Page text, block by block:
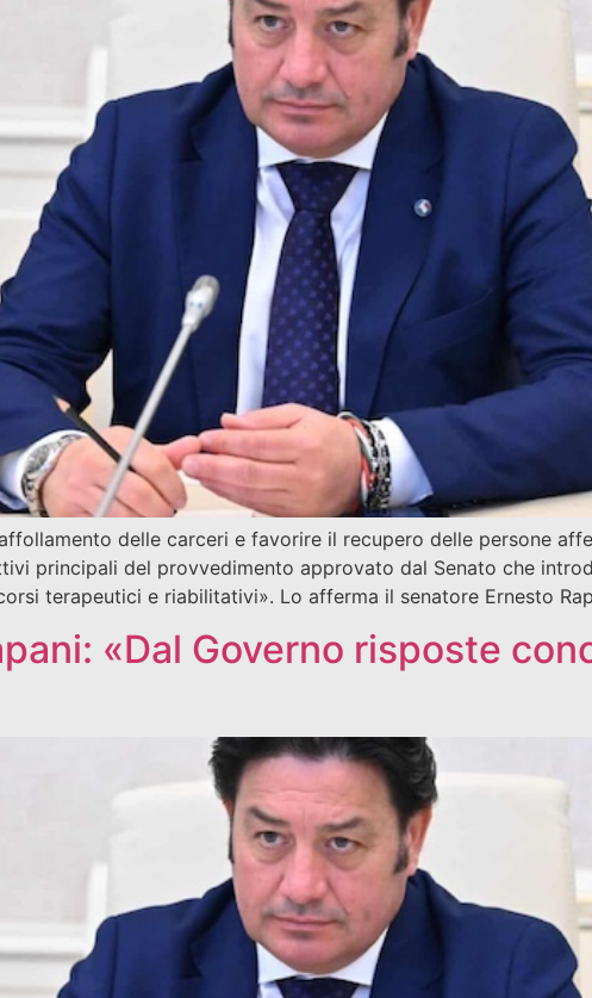
delle carceri e favorire il recupero delle persone
principali del provvedimento approvato dal Senato che
terapeutici e riabilitativi». Lo afferma il senatore Ernesto
«Dal Governo risposte